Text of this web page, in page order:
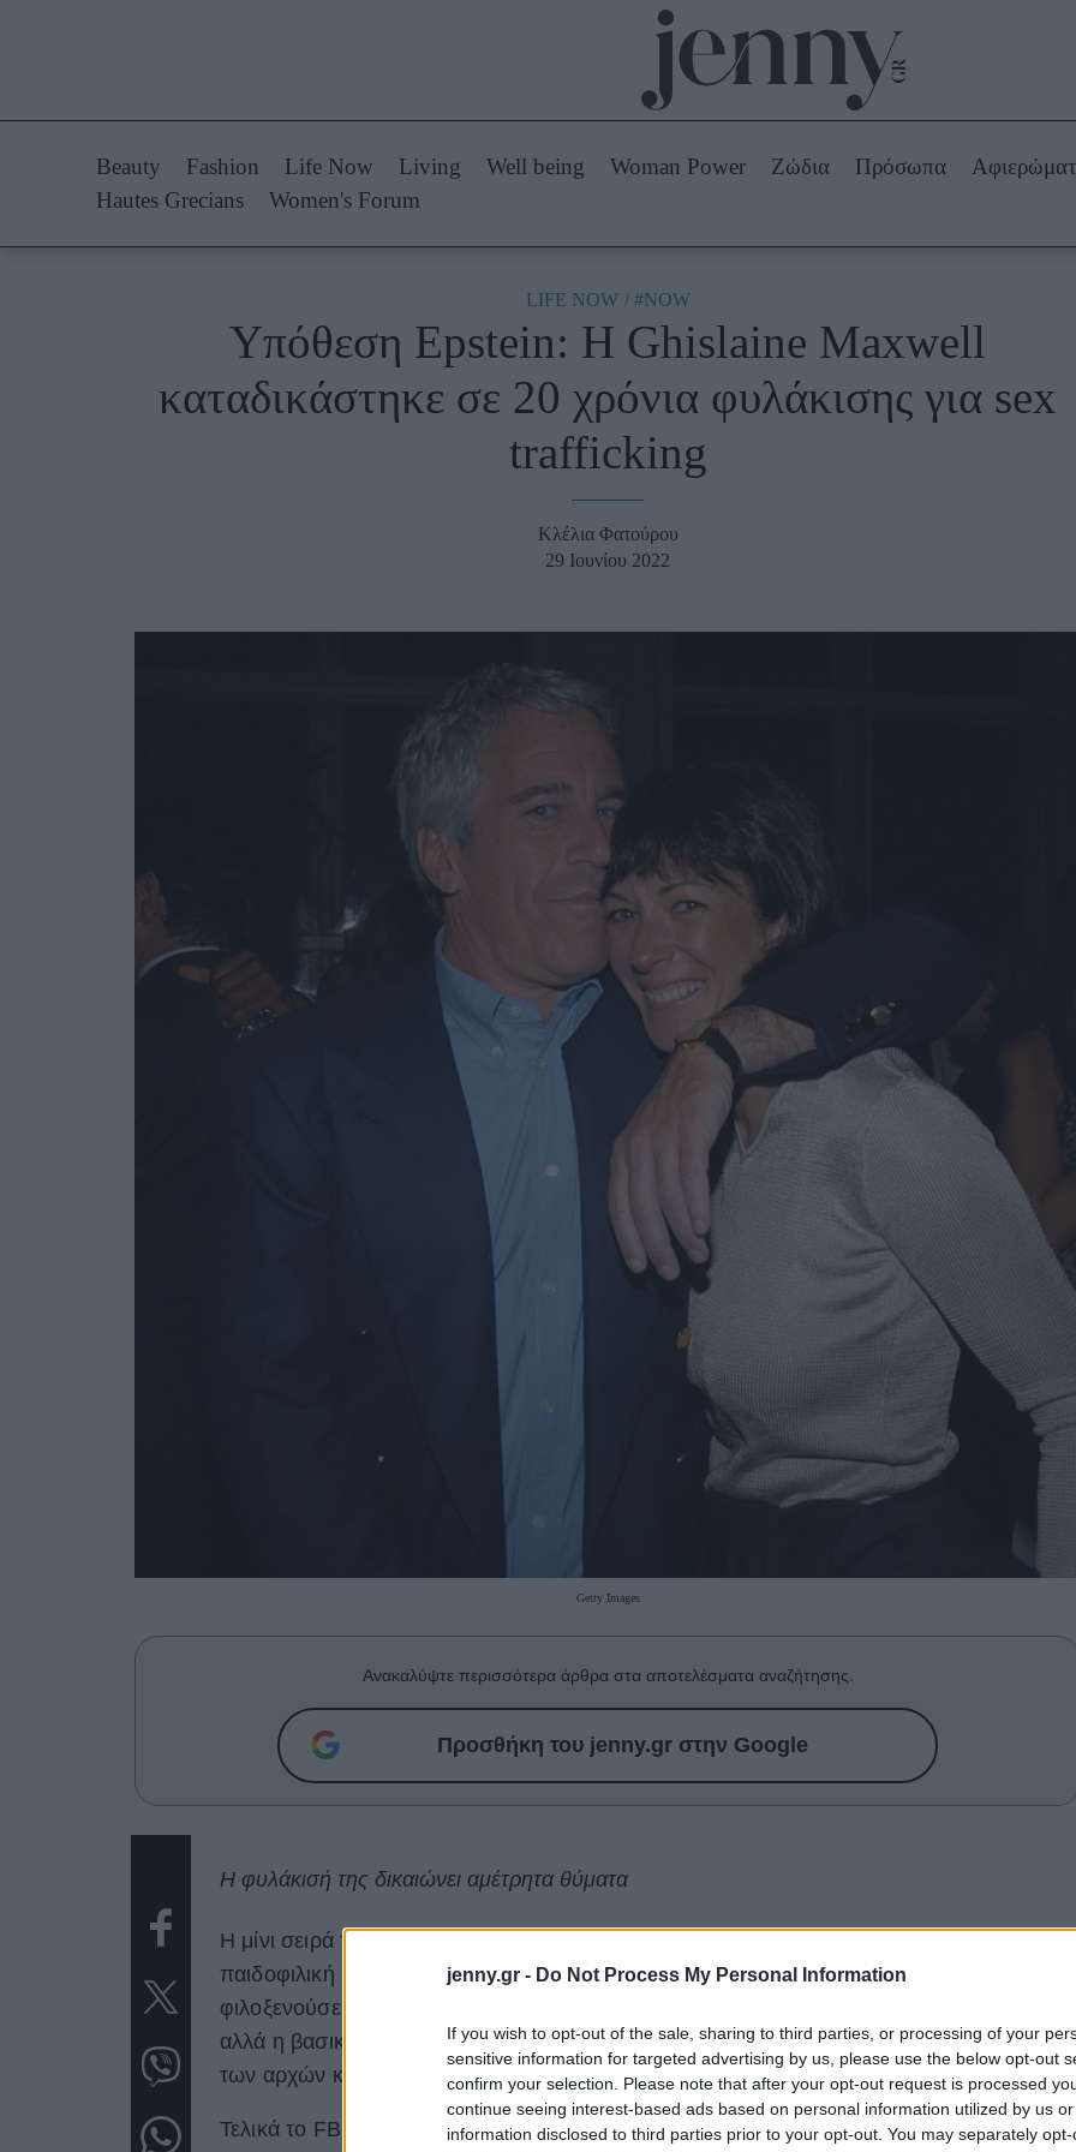
jenny.gr - Do Not Process My Personal Information
If you wish to opt-out of the sale, sharing to third parties, or processing of your
sensitive information for targeted advertising by us, please use the below opt-out
confirm your selection. Please note that after your opt-out request is processed
continue seeing interest-based ads based on personal information utilized by us
information disclosed to third parties prior to your opt-out. You may separately
Styling Tips
Fashion News
Beauty -
Ομορφιά
Skincare
Μακιγιάζ
Woman Power Πρόσωπα
Συνεντεύξεις
Ζώδια
Beauty Fashion Life Now Living Well being Woman Power Ζώδια Πρόσωπα
Hautes Grecians
Women's Forum
LIFE NOW #NOW
Υπόθεση Epstein: Η Ghislaine Maxwell
καταδικάστηκε σε 20 χρόνια φυλάκισης για sex
trafficking
Κλέλια Φατούρου
29 Ιουνίου 2022
Getty Images
Ανακαλύψτε περισσότερα άρθρα στα αποτελέσματα αναζήτησης.
Προσθήκη του jenny.gr στην Google
Η φυλάκισή της δικαιώνει αμέτρητα θύματα
Η μίνι σειρά του
παιδοφιλική δράση του μεγιστάνα, καθώς και των συνεργατών και celebrities που
φιλοξενούσε στο ιδιωτικό νησί του. Ο Epstein καταδικάστηκε , αυτοκτόνησε στο κελί του,
αλλά η βασική συνεργός του και socialite της Νέας Υόρκης, Ghislaine Maxwell διέφυγε
των αρχών και κρυβόταν στη Νέα Υόρκη.
Τελικά το FBI την εντόπισε το 2020και το 2021 πήγε σε δίκη με την κατηγορία του sex